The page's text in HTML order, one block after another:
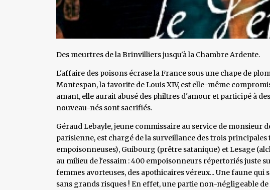
Des meurtres de la Brinvilliers jusqu'à la Chambre Ardente.
L'affaire des poisons écrase la France sous une chape de
Montespan, la favorite de Louis XIV, est elle-même
amant, elle aurait abusé des philtres d'amour et participé à
nouveau-nés sont sacrifiés.
Géraud Lebayle, jeune commissaire au service de monsieur
parisienne, est chargé de la surveillance des trois principales
empoisonneuses), Guibourg (prêtre satanique) et Lesage
au milieu de l'essaim : 400 empoisonneurs répertoriés juste
femmes avorteuses, des apothicaires véreux... Une faune
sans grands risques ! En effet, une partie non-négligeable